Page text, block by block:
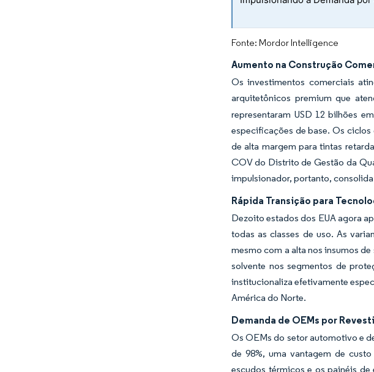
Fonte: Mordor Intelligence
Aumento na Construção
Os investimentos comerciais
arquitetônicos premium que
representaram USD 12 bilhões
especificações de base. Os
de alta margem para tintas
COV do Distrito de Gestão da
impulsionador, portanto,
Rápida Transição para
Dezoito estados dos EUA agora
todas as classes de uso. As
mesmo com a alta nos insumos
solvente nos segmentos de
institucionaliza efetivamente
América do Norte.
Demanda de OEMs por
Os OEMs do setor automotivo e
de 98%, uma vantagem de
escudos térmicos e os painéis